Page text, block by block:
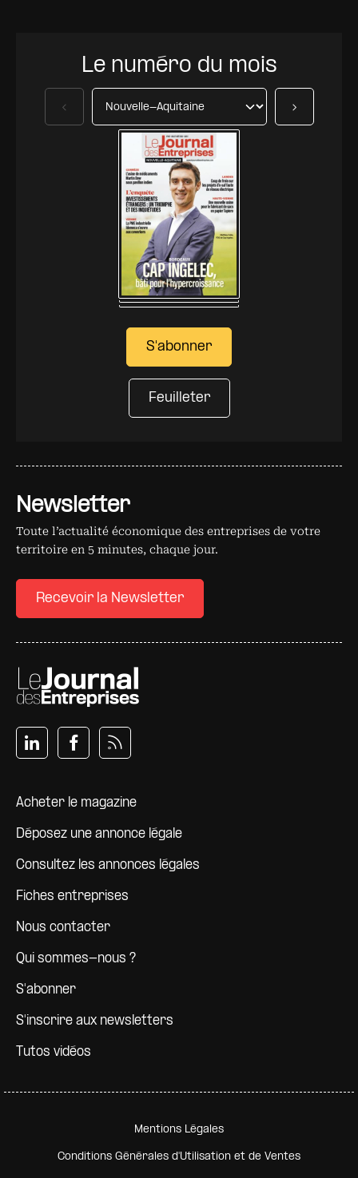
Newsletter
Toute l’actualité économique des entreprises de votre
territoire en 5 minutes, chaque jour.
Recevoir la Newsletter
Pied de page
Acheter le magazine
Déposez une annonce légale
Consultez les annonces légales
Fiches entreprises
Nous contacter
Qui sommes-nous ?
S'abonner
S'inscrire aux newsletters
Tutos vidéos
Le numéro du mois
S'abonner
Feuilleter
Précédent Suivant
Pied de page secondaire
Mentions Légales
Conditions Générales d'Utilisation et de Ventes